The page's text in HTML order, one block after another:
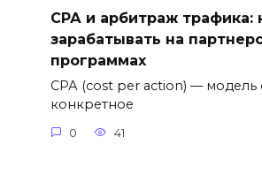
СРА и арбитраж трафика:
зарабатывать на
программах
СРА (cost per action) — модель
конкретное
0 41